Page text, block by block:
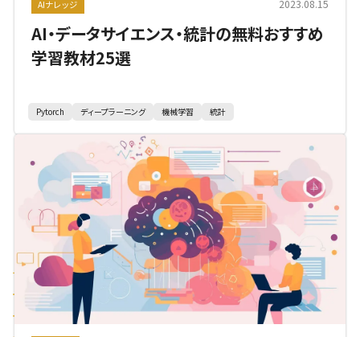
AIナレッジ 2023.08.15
AI・データサイエンス・統計の無料おすすめ
学習教材25選
Pytorch ディープラーニング 機械学習 統計